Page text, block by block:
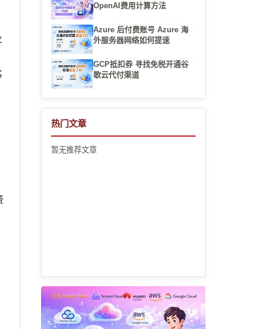
OpenAI费用计算方法
Azure 后付费账号 Azure 海
外服务器网络如何提速
GCP抵扣券 寻找免税开通谷
歌云代付渠道
热门文章
暂无推荐文章